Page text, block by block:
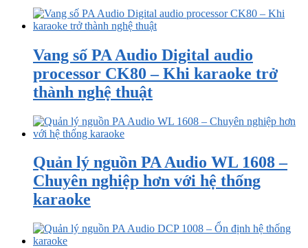
Vang số PA Audio Digital audio
processor CK80 – Khi karaoke trở
thành nghệ thuật
Quản lý nguồn PA Audio WL 1608 –
Chuyên nghiệp hơn với hệ thống
karaoke